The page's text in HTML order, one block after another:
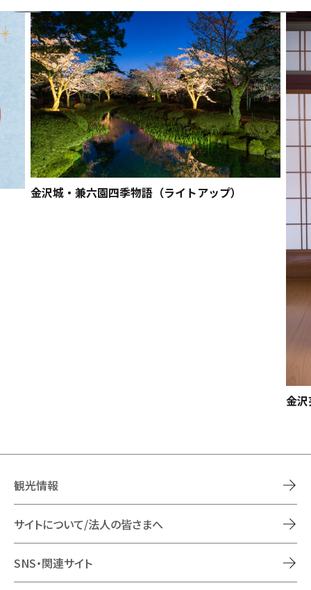
金沢城・兼六園四季物語（ライトアップ）
金
観光情報
サイトについて/法人の皆さまへ
SNS・関連サイト